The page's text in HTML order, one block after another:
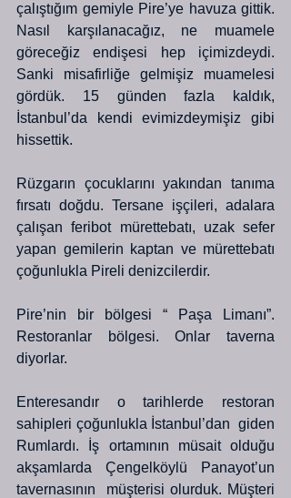
çalıştığım gemiyle Pire’ye havuza gittik.
Nasıl karşılanacağız, ne muamele
göreceğiz endişesi hep içimizdeydi.
Sanki misafirliğe gelmişiz muamelesi
gördük. 15 günden fazla kaldık,
İstanbul’da kendi evimizdeymişiz gibi
hissettik.
Rüzgarın çocuklarını yakından tanıma
fırsatı doğdu. Tersane işçileri, adalara
çalışan feribot mürettebatı, uzak sefer
yapan gemilerin kaptan ve mürettebatı
çoğunlukla Pireli denizcilerdir.
Pire’nin bir bölgesi “ Paşa Limanı”.
Restoranlar bölgesi. Onlar taverna
diyorlar.
Enteresandır o tarihlerde restoran
sahipleri çoğunlukla İstanbul’dan  giden
Rumlardı. İş ortamının müsait olduğu
akşamlarda Çengelköylü Panayot’un
tavernasının  müşterisi olurduk. Müşteri